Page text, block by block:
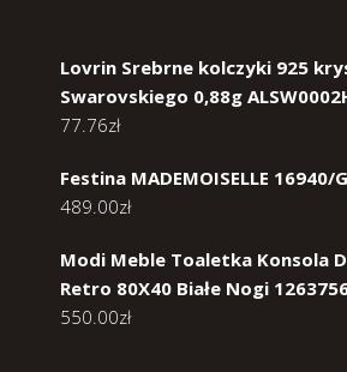
Lovrin Srebrne kolczyki 925
Swarovskiego 0,88g
77.76zł
Festina MADEMOISELLE 16940/G
489.00zł
Modi Meble Toaletka Konsola
Retro 80X40 Białe Nogi
550.00zł